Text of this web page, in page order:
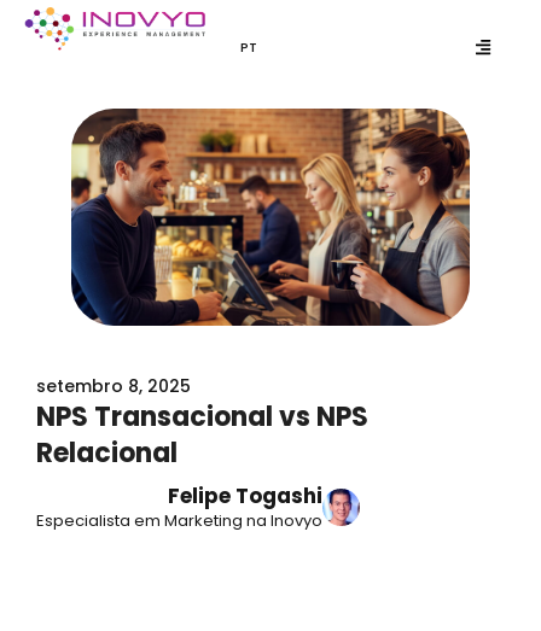
PT
EN
setembro 8, 2025
NPS Transacional vs NPS
Relacional
Felipe Togashi
Especialista em Marketing na Inovyo